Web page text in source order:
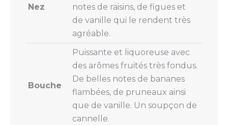
Nez
notes de raisins, de figues et
de vanille qui le rendent très
agréable.
Bouche
Puissante et liquoreuse avec
des arômes fruités très fondus.
De belles notes de bananes
flambées, de pruneaux ainsi
que de vanille. Un soupçon de
cannelle.